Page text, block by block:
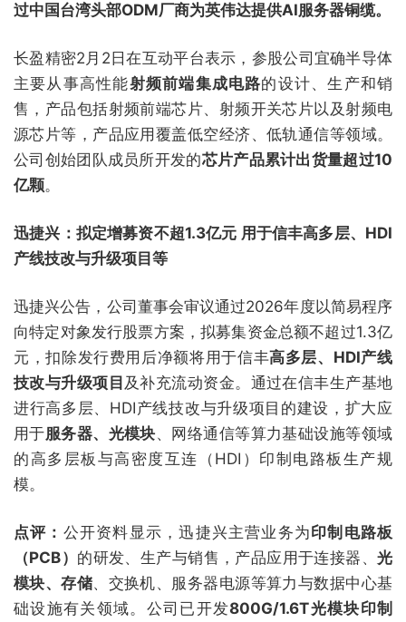
过中国台湾头部ODM厂商为英伟达提供AI服务器铜缆。
长盈精密2月2日在互动平台表示，参股公司宜确半导体
主要从事高性能射频前端集成电路的设计、生产和销
售，产品包括射频前端芯片、射频开关芯片以及射频电
源芯片等，产品应用覆盖低空经济、低轨通信等领域。
公司创始团队成员所开发的芯片产品累计出货量超过10
亿颗。
迅捷兴：拟定增募资不超1.3亿元 用于信丰高多层、HDI
产线技改与升级项目等
迅捷兴公告，公司董事会审议通过2026年度以简易程序
向特定对象发行股票方案，拟募集资金总额不超过1.3亿
元，扣除发行费用后净额将用于信丰高多层、HDI产线
技改与升级项目 及补充流动资金。通过在信丰生产基地
进行高多层、HDI产线技改与升级项目的建设，扩大应
用于服务器、光模块、网络通信等算力基础设施等领域
的高多层板与高密度互连（HDI）印制电路板生产规
模。
点评： 公开资料显示，迅捷兴主营业务为印制电路板
（PCB） 的研发、生产与销售，产品应用于连接器、光
模块、存储、交换机、服务器电源等算力与数据中心基
础设施有关领域。公司已开发800G/1.6T光模块印制